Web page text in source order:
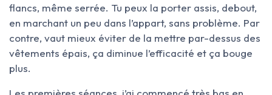
flancs, même serrée. Tu peux la porter assis, debout,
en marchant un peu dans l’appart, sans problème. Par
contre, vaut mieux éviter de la mettre par-dessus des
vêtements épais, ça diminue l’efficacité et ça bouge
plus.